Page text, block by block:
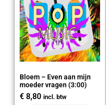
Bloem – Even aan mijn
moeder vragen (3:00)
€ 8,80 incl. btw